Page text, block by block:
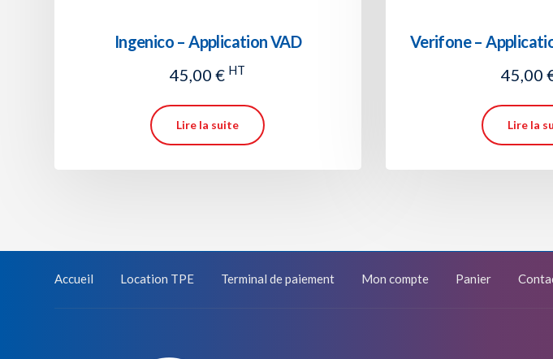
Ingenico – Application VAD
45,00€ HT
Lire la suite
45,00
Lire la
Accueil Location TPE Terminal de paiement Mon compte Panier